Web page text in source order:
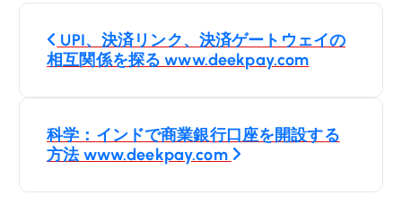
投
稿
ビ
UPI、決済リンク、決済ゲートウェイの
相互関係を探る www.deekpay.com
科学：インドで商業銀行口座を開設する
方法 www.deekpay.com